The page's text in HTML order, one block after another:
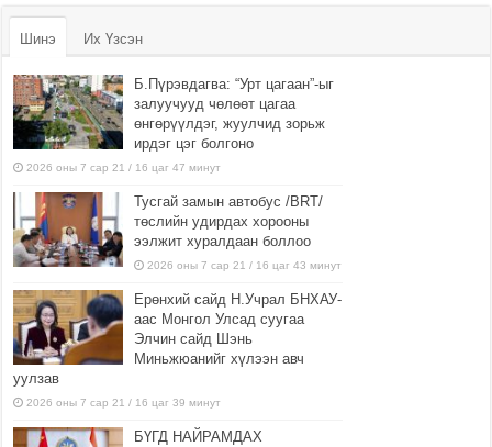
Шинэ Их Үзсэн
Б.Пүрэвдагва: “Урт цагаан”-ыг
залуучууд чөлөөт цагаа
өнгөрүүлдэг, жуулчид зорьж
ирдэг цэг болгоно
2026 оны 7 сар 21 / 16 цаг 47 минут
Тусгай замын автобус /BRT/
төслийн удирдах хорооны
ээлжит хуралдаан боллоо
2026 оны 7 сар 21 / 16 цаг 43 минут
Ерөнхий сайд Н.Учрал БНХАУ-
аас Монгол Улсад суугаа
Элчин сайд Шэнь
Миньжюанийг хүлээн авч
уулзав
2026 оны 7 сар 21 / 16 цаг 39 минут
БҮГД НАЙРАМДАХ